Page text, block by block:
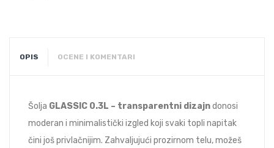
OPIS OCENE I KOMENTARI
Šolja GLASSIC 0.3L – transparentni dizajndonosi
moderan i minimalistički izgled koji svaki topli napitak
čini još privlačnijim. Zahvaljujući prozirnom telu, možeš